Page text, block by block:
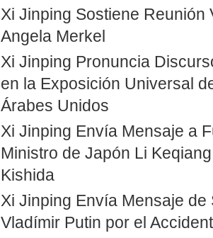
Xi Jinping Sostiene Reunión
Angela Merkel
Xi Jinping Pronuncia
en la Exposición Universal
Árabes Unidos
Xi Jinping Envía Mensaje a
Ministro de Japón Li
Kishida
Xi Jinping Envía Mensaje
Vladímir Putin por el